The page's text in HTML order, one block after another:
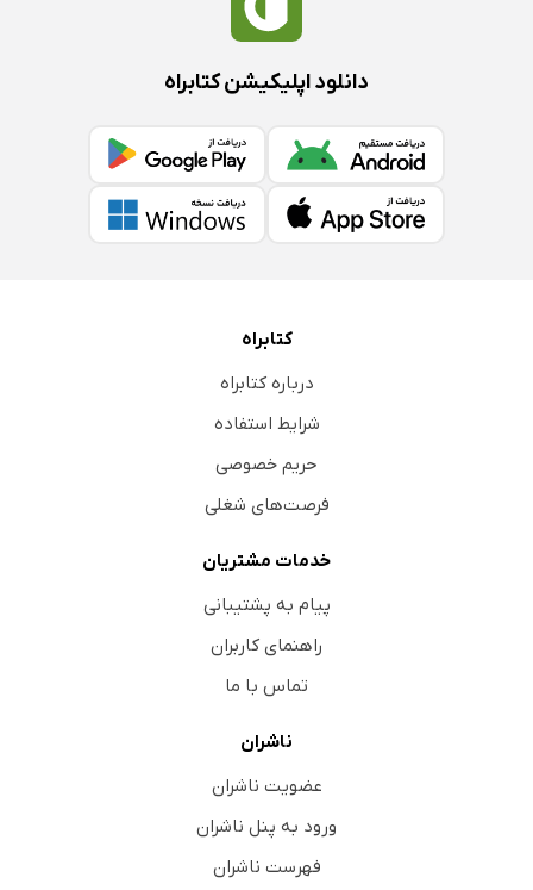
دانلود اپلیکیشن کتابراه
کتابراه
درباره کتابراه
شرایط استفاده
حریم خصوصی
فرصت‌های شغلی
خدمات مشتریان
پیام به پشتیبانی
راهنمای کاربران
تماس با ما
ناشران
عضویت ناشران
ورود به پنل ناشران
فهرست ناشران